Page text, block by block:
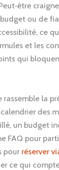
ou de
ce
et les
qui
rassemble la
calendrier des
un budget
FAQ pour
pour réserver
ce qui